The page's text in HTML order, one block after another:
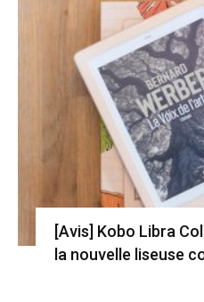
[Avis] Kobo Libra
la nouvelle liseuse